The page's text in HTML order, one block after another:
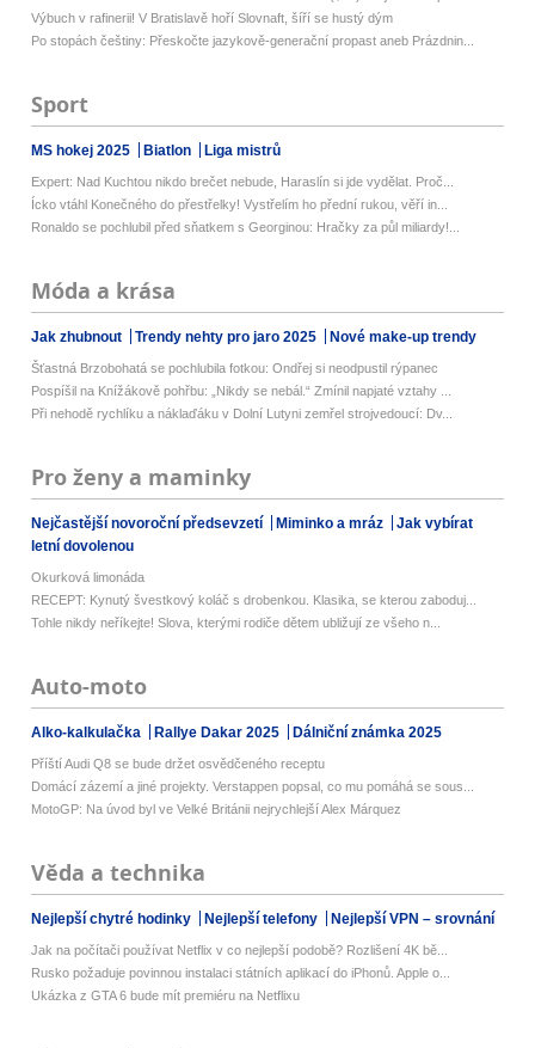
Výbuch v rafinerii! V Bratislavě hoří Slovnaft, šíří se hustý dým
Po stopách češtiny: Přeskočte jazykově-generační propast aneb Prázdnin...
Sport
MS hokej 2025 Biatlon Liga mistrů
Expert: Nad Kuchtou nikdo brečet nebude, Haraslín si jde vydělat. Proč...
Ícko vtáhl Konečného do přestřelky! Vystřelím ho přední rukou, věří in...
Ronaldo se pochlubil před sňatkem s Georginou: Hračky za půl miliardy!...
Móda a krása
Jak zhubnout Trendy nehty pro jaro 2025 Nové make-up trendy
Šťastná Brzobohatá se pochlubila fotkou: Ondřej si neodpustil rýpanec
Pospíšil na Knížákově pohřbu: „Nikdy se nebál.“ Zmínil napjaté vztahy ...
Při nehodě rychlíku a náklaďáku v Dolní Lutyni zemřel strojvedoucí: Dv...
Pro ženy a maminky
Nejčastější novoroční předsevzetí Miminko a mráz
Jak vybírat
letní dovolenou
Okurková limonáda
RECEPT: Kynutý švestkový koláč s drobenkou. Klasika, se kterou zaboduj...
Tohle nikdy neříkejte! Slova, kterými rodiče dětem ubližují ze všeho n...
Auto-moto
Alko-kalkulačka Rallye Dakar 2025 Dálniční známka 2025
Příští Audi Q8 se bude držet osvědčeného receptu
Domácí zázemí a jiné projekty. Verstappen popsal, co mu pomáhá se sous...
MotoGP: Na úvod byl ve Velké Británii nejrychlejší Alex Márquez
Věda a technika
Nejlepší chytré hodinky Nejlepší telefony Nejlepší VPN – srovnání
Jak na počítači používat Netflix v co nejlepší podobě? Rozlišení 4K bě...
Rusko požaduje povinnou instalaci státních aplikací do iPhonů. Apple o...
Ukázka z GTA 6 bude mít premiéru na Netflixu